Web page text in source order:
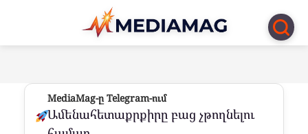
Перейти
контенту
MediaMag-ը Telegram-ում
Ամենահետաքրքիրը բաց չթողնելու